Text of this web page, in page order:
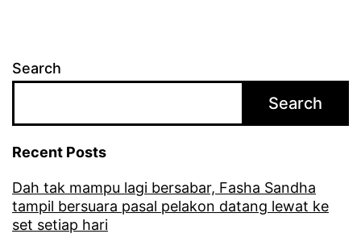
Search
Search
Recent Posts
Dah tak mampu lagi bersabar, Fasha Sandha
tampil bersuara pasal pelakon datang lewat ke
set setiap hari